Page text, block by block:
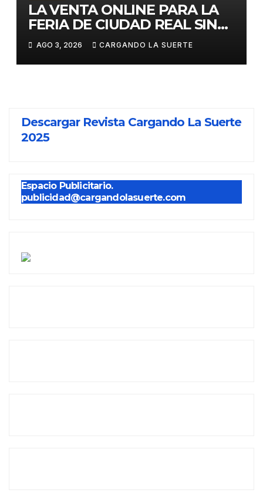
LA VENTA ONLINE PARA LA
FERIA DE CIUDAD REAL SIN
GASTOS DE GESTION HASTA
EL DOMINGO
AGO 3, 2026 CARGANDO LA SUERTE
Descargar Revista Cargando La Suerte
2025
Espacio Publicitario.
publicidad@cargandolasuerte.com